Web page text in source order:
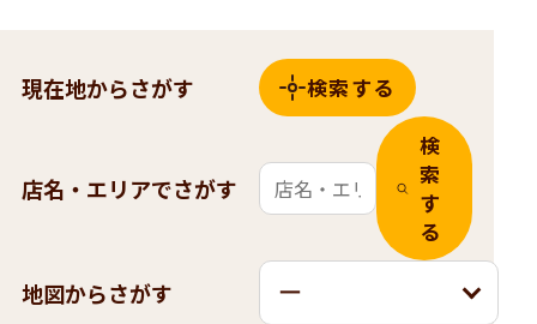
現在地からさがす 検索する
店名・エリアでさがす
検
索
す
る
地図からさがす ー